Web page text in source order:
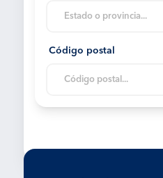
Código postal